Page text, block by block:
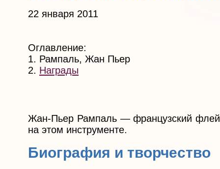
22 января 2011
Оглавление:
1. Рампаль, Жан Пьер
2. Награды
Жан-Пьер Рампаль — французский
на этом инструменте.
Биография и творчество